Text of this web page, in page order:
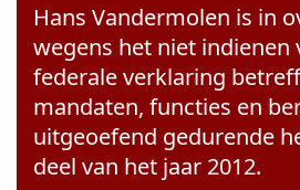
Hans Vandermolen is in
wegens het niet indienen
federale verklaring
mandaten, functies en
uitgeoefend gedurende
deel van het jaar 2012.